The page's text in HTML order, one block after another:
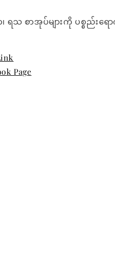
သ စာအုပ်များကို ပစ္စည်းရော
Page